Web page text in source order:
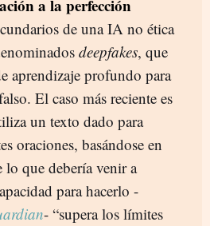
a la perfección
de una IA no ética
deepfakes, que
aprendizaje profundo para
El caso más reciente es
un texto dado para
oraciones, basándose en
lo que debería venir a
para hacerlo -
- “supera los límites